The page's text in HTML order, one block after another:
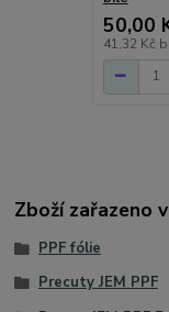
50,00
41,32 Kč
Zboží zařazeno
PPF fólie
Precuty JEM PPF